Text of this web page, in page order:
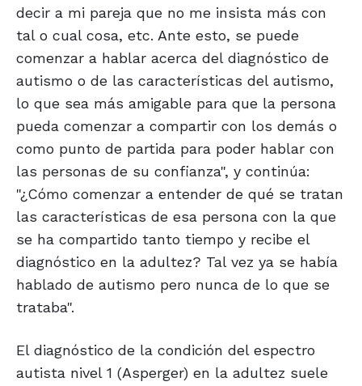
decir a mi pareja que no me insista más con
tal o cual cosa, etc. Ante esto, se puede
comenzar a hablar acerca del diagnóstico de
autismo o de las características del autismo,
lo que sea más amigable para que la persona
pueda comenzar a compartir con los demás o
como punto de partida para poder hablar con
las personas de su confianza", y continúa:
"¿Cómo comenzar a entender de qué se tratan
las características de esa persona con la que
se ha compartido tanto tiempo y recibe el
diagnóstico en la adultez? Tal vez ya se había
hablado de autismo pero nunca de lo que se
trataba".
El diagnóstico de la condición del espectro
autista nivel 1 (Asperger) en la adultez suele